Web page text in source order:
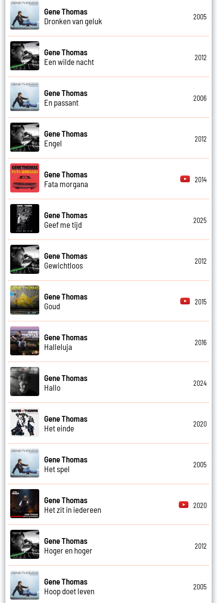
Gene Thomas
Dronken van geluk
2005
Gene Thomas
Een wilde nacht
2012
Gene Thomas
En passant
2006
Gene Thomas
Engel
2012
Gene Thomas
Fata morgana
2014
Gene Thomas
Geef me tijd
2025
Gene Thomas
Gewichtloos
2012
Gene Thomas
Goud
2015
Gene Thomas
Halleluja
2016
Gene Thomas
Hallo
2024
Gene Thomas
Het einde
2020
Gene Thomas
Het spel
2005
Gene Thomas
Het zit in iedereen
2020
Gene Thomas
Hoger en hoger
2012
Gene Thomas
Hoop doet leven
2005